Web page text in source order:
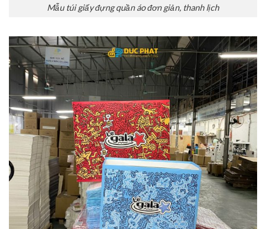
Mẫu túi giấy đựng quần áo đơn giản, thanh lịch